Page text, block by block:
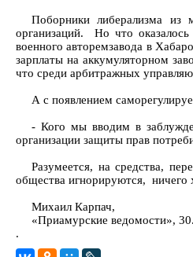
Поборники либерализма из
организаций. Но что
военного авторемзавода в
зарплаты на аккумуляторном
что среди арбитражных
А с появлением
- Кого мы вводим в
организации защиты прав
Разумеется, на средства,
общества игнорируются, ничего
Михаил Карпач,
«Приамурские ведомости»,
.